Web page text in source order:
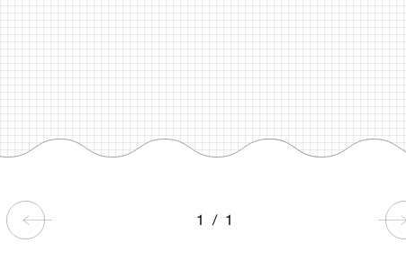
1 / 1